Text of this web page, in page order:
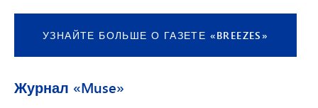
УЗНАЙТЕ БОЛЬШЕ О ГАЗЕТЕ «BREEZES»
Журнал «Muse»